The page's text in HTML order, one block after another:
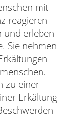
mit
reagieren
und erleben
Sie nehmen
zu einer
Erkältung